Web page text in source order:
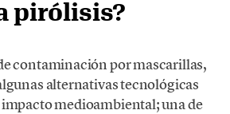
pirólisis?
contaminación por mascarillas,
alternativas tecnológicas
medioambiental; una de